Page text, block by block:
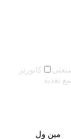
کانورتر
تغذیه
مین ول